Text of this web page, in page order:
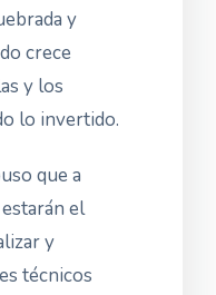
y
crece
y los
lo invertido.
que a
el
y
técnicos